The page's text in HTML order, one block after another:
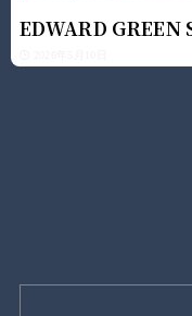
EDWARD